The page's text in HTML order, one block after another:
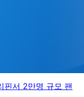
핀서 2만명 규모 팬